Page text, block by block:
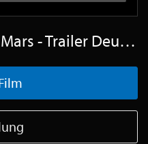
Bernard Bär - Mission Mars - Trailer Deutsch HD